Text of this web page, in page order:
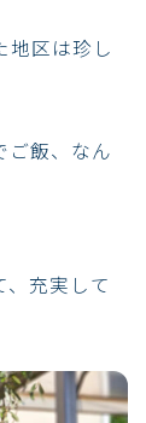
地区は珍し
ご飯、なん
充実して